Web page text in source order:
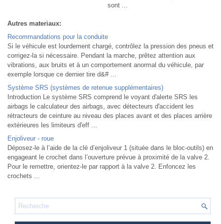
sont ...
Autres materiaux:
Recommandations pour la conduite
Si le véhicule est lourdement chargé, contrôlez la pression des pneus et
corrigez-la si nécessaire. Pendant la marche, prêtez attention aux
vibrations, aux bruits et à un comportement anormal du véhicule, par
exemple lorsque ce dernier tire d&# ...
Système SRS (systèmes de retenue supplémentaires)
Introduction Le système SRS comprend le voyant d'alerte SRS les
airbags le calculateur des airbags, avec détecteurs d'accident les
rétracteurs de ceinture au niveau des places avant et des places arrière
extérieures les limiteurs d'eff ...
Enjoliveur - roue
Déposez-le à l’aide de la clé d’enjoliveur 1 (située dans le bloc-outils) en
engageant le crochet dans l’ouverture prévue à proximité de la valve 2.
Pour le remettre, orientez-le par rapport à la valve 2. Enfoncez les
crochets ...